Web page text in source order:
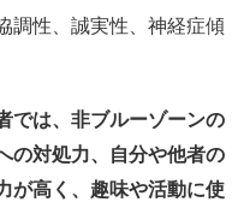
調性、誠実性、神経症傾
では、非ブルーゾーンの
の対処力、自分や他者の
が高く、趣味や活動に使